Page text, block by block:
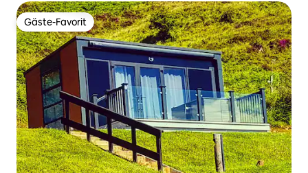
Gäste-Favorit
Gäste-Favorit